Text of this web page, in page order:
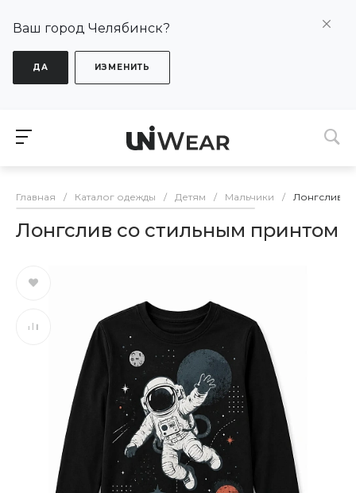
Ваш город Челябинск?
ДА ИЗМЕНИТЬ
Главная / Каталог одежды / Детям / Мальчики / Лонгслив
Лонгслив со стильным принтом